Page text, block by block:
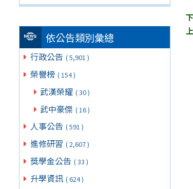
依公告類別彙總
行政公告 ( 5,901 )
榮譽榜 ( 154 )
武漢榮耀 ( 30 )
武中豪傑 ( 16 )
人事公告 ( 591 )
進修研習 ( 2,607 )
獎學金公告 ( 33 )
升學資訊 ( 624 )